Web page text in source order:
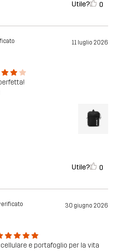
Utile? 0
11 luglio 2026
Utile? 0
30 giugno 2026
e portafoglio per la vita